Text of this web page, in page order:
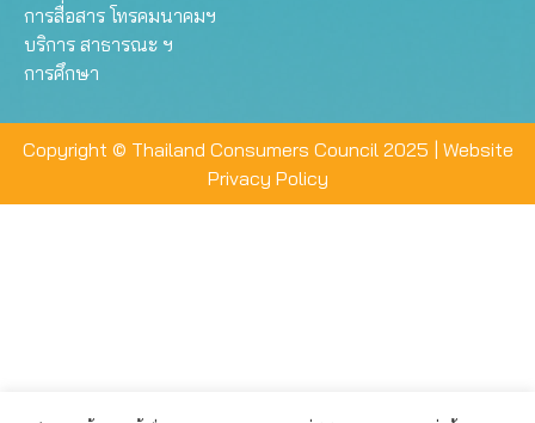
การสื่อสาร โทรคมนาคมฯ
บริการ สาธารณะ ฯ
การศึกษา
Copyright © Thailand Consumers Council 2025 | Website
Privacy Policy